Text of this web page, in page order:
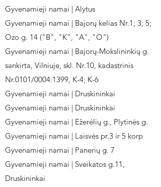
Gyvenamieji namai | Alytus
Gyvenamieji namai | Bajorų kelias Nr.1; 3; 5;
Ozo g. 14 ("B", "K", "A", "O")
Gyvenamieji namai | Bajorų-Mokslininkių g.
sankirta, Vilniuje, skl. Nr.10, kadastrinis
Nr.0101/0004:1399, K-4; K-6
Gyvenamieji namai | Druskininkai
Gyvenamieji namai | Druskininkai
Gyvenamieji namai | Ežerėlių g., Plytinės g.
Gyvenamieji namai | Laisvės pr.3 ir 5 korp
Gyvenamieji namai | Panerių g. 7
Gyvenamieji namai | Sveikatos g.11,
Druskininkai